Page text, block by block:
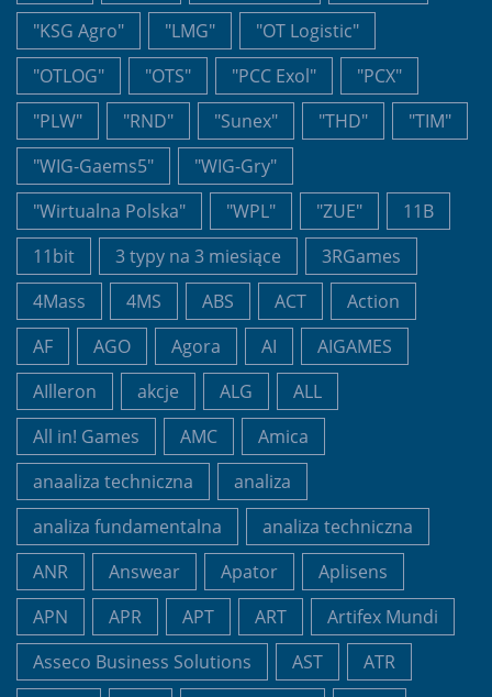
"KSG Agro"
"LMG"
"OT Logistic"
"OTLOG"
"OTS" "PCC Exol"
"PCX"
"PLW"
"RND" "Sunex" "THD"
"TIM"
"WIG-Gaems5"
"WIG-Gry"
"Wirtualna Polska"
"WPL" "ZUE"
11B
11bit
3 typy na 3 miesiące
3RGames
4Mass
4MS ABS ACT
Action
AF
AGO Agora AI
AIGAMES
AIlleron
akcje ALG
ALL
All in! Games
AMC
Amica
anaaliza techniczna
analiza
analiza fundamentalna
analiza techniczna
ANR
Answear Apator
Aplisens
APN
APR APT ART
Artifex Mundi
Asseco Business Solutions
AST
ATR